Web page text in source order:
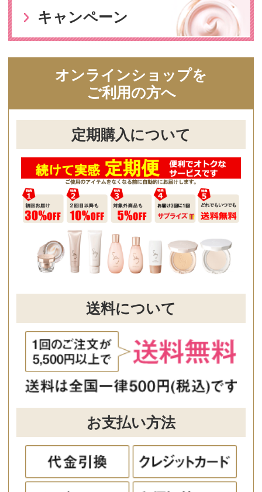
他の商品をみる
お問い合わせはこちら
Pagetop
ご利用ガイド ご利用規約
特定商取引に基づく表示
採用情報
Copyright（C）2023 shibataHD All rights reserved.